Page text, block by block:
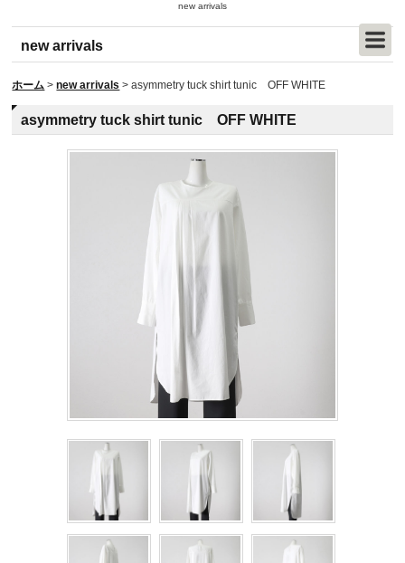
new arrivals
new arrivals
ホーム > new arrivals > asymmetry tuck shirt tunic OFF WHITE
asymmetry tuck shirt tunic OFF WHITE